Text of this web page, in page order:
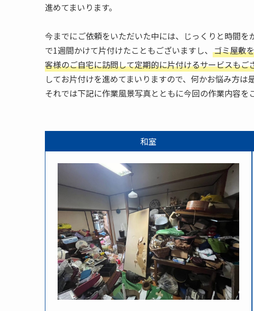
進めてまいります。
今までにご依頼をいただいた中には、じっくりと時間
で1週間かけて片付けたこともございますし、 ゴミ屋敷
客様のご自宅に訪問して定期的に片付けるサービスもご
してお片付けを進めてまいりますので、何かお悩み方は
それでは下記に作業風景写真とともに今回の作業内容
和室